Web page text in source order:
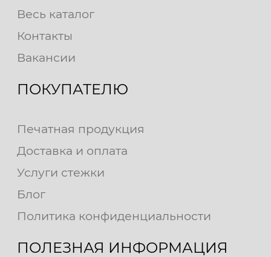
Весь каталог
Контакты
Вакансии
ПОКУПАТЕЛЮ
Печатная продукция
Доставка и оплата
Услуги стежки
Блог
Политика конфиденциальности
ПОЛЕЗНАЯ ИНФОРМАЦИЯ